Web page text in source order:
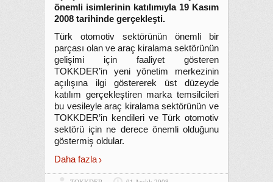
önemli isimlerinin katılımıyla 19 Kasım
2008 tarihinde gerçekleşti.
Türk otomotiv sektörünün önemli bir
parçası olan ve araç kiralama sektörünün
gelişimi için faaliyet gösteren
TOKKDER’in yeni yönetim merkezinin
açılışına ilgi göstererek üst düzeyde
katılım gerçekleştiren marka temsilcileri
bu vesileyle araç kiralama sektörünün ve
TOKKDER’in kendileri ve Türk otomotiv
sektörü için ne derece önemli olduğunu
göstermiş oldular.
Daha fazla